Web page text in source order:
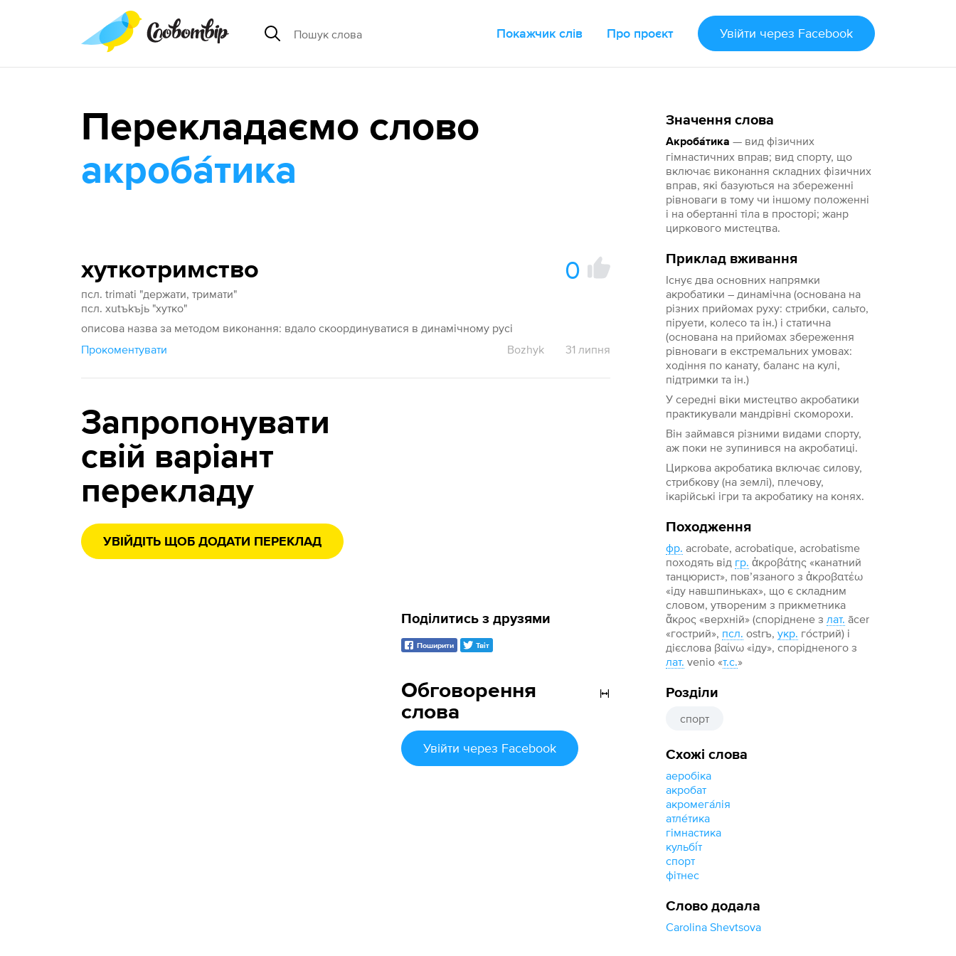
Покажчик слів Про проєкт Увійти через Facebook
Значення слова
Акроба́тика — вид фізичних
гімнастичних вправ; вид спорту, що
включає виконання складних фізичних
вправ, які базуються на збереженні
рівноваги в тому чи іншому положенні
і на обертанні тіла в просторі; жанр
циркового мистецтва.
Приклад вживання
Існує два основних напрямки
акробатики – динамічна (основана на
різних прийомах руху: стрибки, сальто,
піруети, колесо та ін.) і статична
(основана на прийомах збереження
рівноваги в екстремальних умовах:
ходіння по канату, баланс на кулі,
підтримки та ін.)
У середні віки мистецтво акробатики
практикували мандрівні скоморохи.
Він займався різними видами спорту,
аж поки не зупинився на акробатиці.
Циркова акробатика включає силову,
стрибкову (на землі), плечову,
ікарійські ігри та акробатику на конях.
Походження
фр. acrobate, acrobatique, acrobatisme
походять від гр. ἀκροβάτης «канатний
танцюрист», пов’язаного з ἀκροβατέω
«іду навшпиньках», що є складним
словом, утвореним з прикметника
ἄκρος «верхній» (споріднене з лат. ācer
«гострий», псл. ostrъ,укр. го́стрий) і
дієслова βαίνω «іду», спорідненого з
лат. venio «т.с.»
Розділи
спорт
Схожі слова
аеробіка
акробат
акромега́лія
атле́тика
гімнастика
кульбі́т
спорт
фітнес
Слово додала
Carolina Shevtsova
Перекладаємо слово
акроба́тика
хуткотримство 0
псл. trimati "держати, тримати"
псл. xutъkъjь "хутко"
описова назва за методом виконання: вдало скоординуватися в динамічному русі
Прокоментувати
Bozhyk 31 липня
Запропонувати
свій варіант
перекладу
УВІЙДІТЬ ЩОБ ДОДАТИ ПЕРЕКЛАД
Обговорення
слова
Увійти через Facebook
Поділитись з друзями
Поширити Твіт